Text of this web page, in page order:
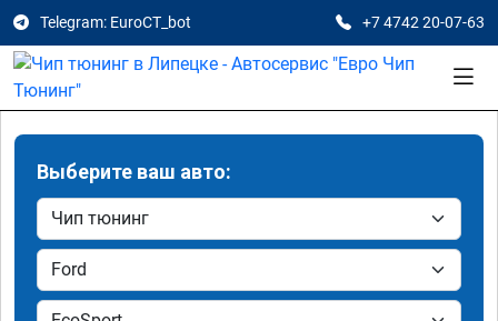
Telegram: EuroCT_bot +7 4742 20-07-63
Выберите ваш авто: